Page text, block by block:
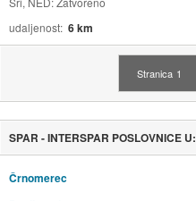
udaljenost 6 km
Stranica 1
SPAR - INTERSPAR POSLOVNICE U:
Črnomerec